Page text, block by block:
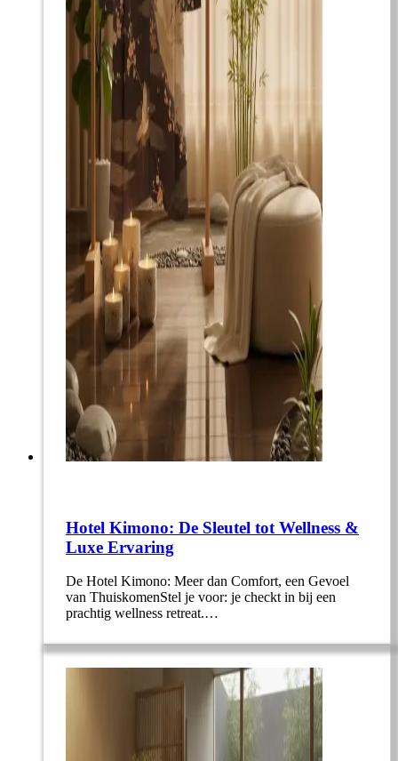
Hotel Kimono: De Sleutel tot Wellness &
Luxe Ervaring
De Hotel Kimono: Meer dan Comfort, een Gevoel
van ThuiskomenStel je voor: je checkt in bij een
prachtig wellness retreat.…